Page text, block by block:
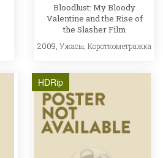
Bloodlust: My Bloody
Valentine and the Rise of
the Slasher Film
2009,Ужасы,Короткометражка
HDRip